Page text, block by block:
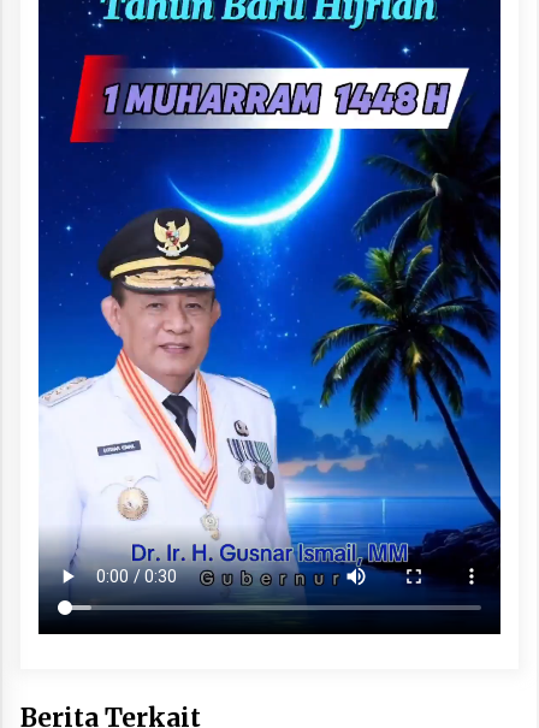
Berita Terkait